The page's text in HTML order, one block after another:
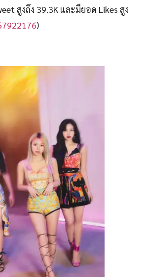
สูงถึง 39.3K และมียอด Likes สูง
)